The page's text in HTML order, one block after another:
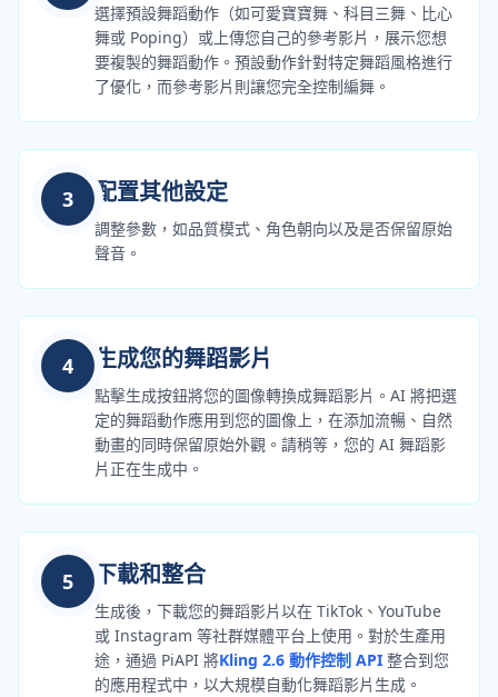
選擇預設舞蹈動作（如可愛寶寶舞、科目三舞、比心
舞或 Poping）或上傳您自己的參考影片，展示您想
要複製的舞蹈動作。預設動作針對特定舞蹈風格進行
了優化，而參考影片則讓您完全控制編舞。
3 配置其他設定
調整參數，如品質模式、角色朝向以及是否保留原始
聲音。
4 生成您的舞蹈影片
點擊生成按鈕將您的圖像轉換成舞蹈影片。AI 將把選
定的舞蹈動作應用到您的圖像上，在添加流暢、自然
動畫的同時保留原始外觀。請稍等，您的 AI 舞蹈影
片正在生成中。
5 下載和整合
生成後，下載您的舞蹈影片以在 TikTok、YouTube
或 Instagram 等社群媒體平台上使用。對於生產用
途，通過 PiAPI 將Kling 2.6 動作控制 API 整合到您
的應用程式中，以大規模自動化舞蹈影片生成。